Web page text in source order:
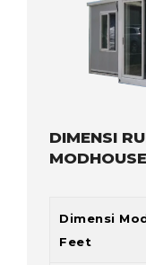
DIMENSI
Dimensi
Feet